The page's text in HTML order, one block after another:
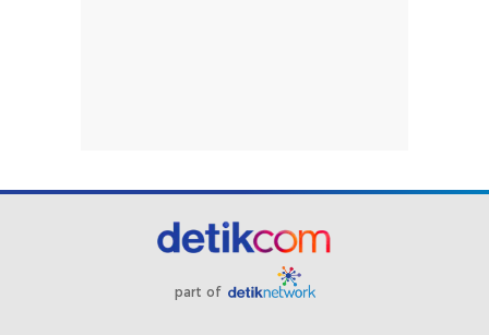
part of